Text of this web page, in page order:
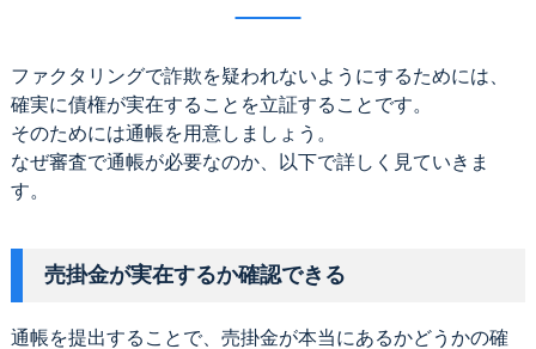
ファクタリングで詐欺を疑われないようにするためには、
確実に債権が実在することを立証することです。
そのためには通帳を用意しましょう。
なぜ審査で通帳が必要なのか、以下で詳しく見ていきま
す。
売掛金が実在するか確認できる
通帳を提出することで、売掛金が本当にあるかどうかの確